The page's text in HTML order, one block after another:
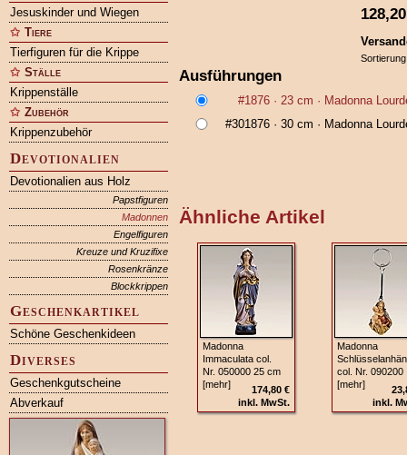
Jesuskinder und Wiegen
Tiere
Tierfiguren für die Krippe
Ställe
Krippenställe
Zubehör
Krippenzubehör
Devotionalien
Devotionalien aus Holz
Papstfiguren
Madonnen
Engelfiguren
Kreuze und Kruzifixe
Rosenkränze
Blockkrippen
Geschenkartikel
Schöne Geschenkideen
Diverses
Geschenkgutscheine
Abverkauf
128,20
Ausführungen
#1876 · 23 cm · Madonna
#301876 · 30 cm · Madonna
Ähnliche Artikel
Madonna
Immaculata col.
Nr. 050000 25 cm
[mehr]
174,80 €
inkl. MwSt.
Madonna
col. Nr. 090200
[mehr]
inkl.